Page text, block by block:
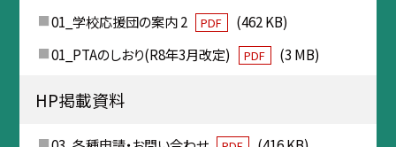
01_学校応援団の案内 2
PDF
(462 KB)
01_PTAのしおり(R8年3月改定)
PDF (3 MB)
HP掲載資料